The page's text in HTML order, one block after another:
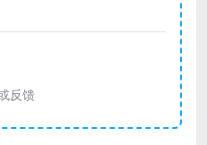
反馈